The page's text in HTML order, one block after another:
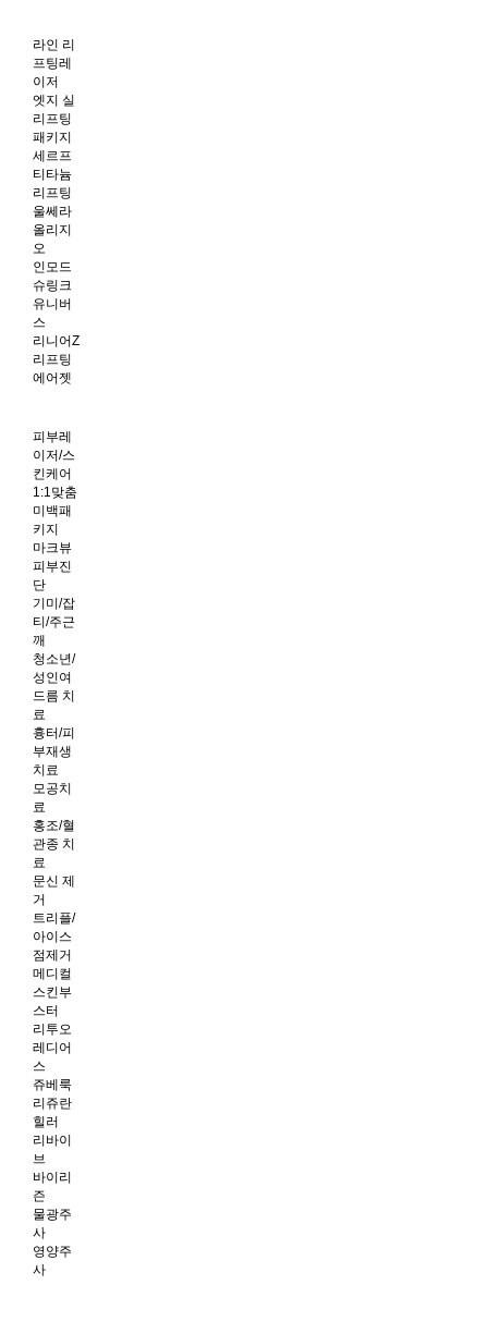
라인 리
프팅레
이저
엣지 실
리프팅
패키지
세르프
티타늄
리프팅
울쎄라
올리지
오
인모드
슈링크
유니버
스
리니어Z
리프팅
에어젯
피부레
이저/스
킨케어
1:1맞춤
미백패
키지
마크뷰
피부진
단
기미/잡
티/주근
깨
청소년/
성인여
드름 치
료
흉터/피
부재생
치료
모공치
료
홍조/혈
관종 치
료
문신 제
거
트리플/
아이스
점제거
메디컬
스킨부
스터
리투오
레디어
스
쥬베룩
리쥬란
힐러
리바이
브
바이리
즌
물광주
사
영양주
사